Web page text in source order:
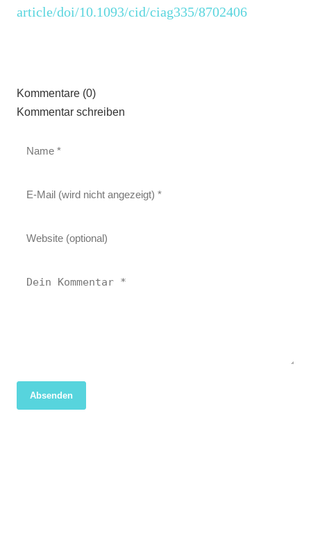
article/doi/10.1093/cid/ciag335/8702406
Kommentare (0)
Kommentar schreiben
Absenden